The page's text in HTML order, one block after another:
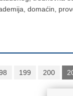
domaćin,
199 200